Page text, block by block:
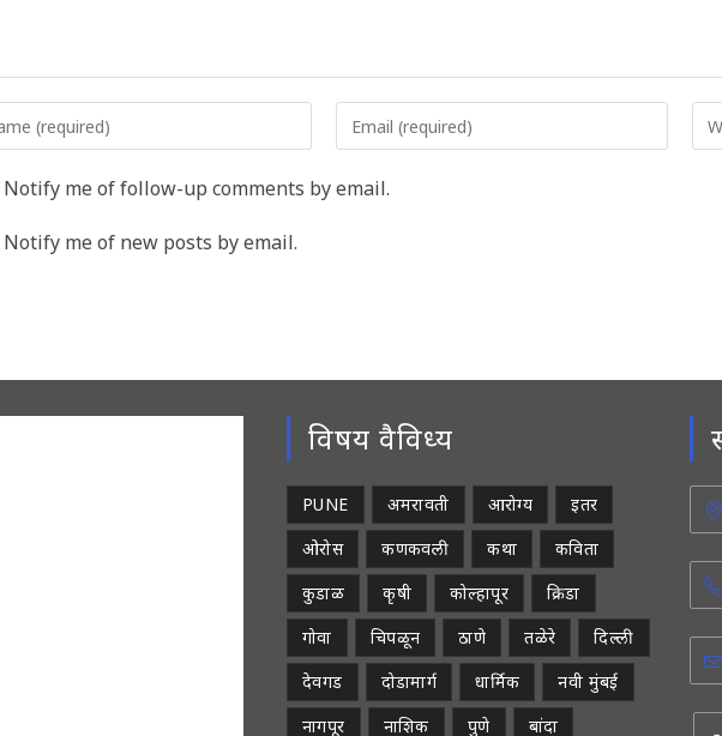
your
address
Notify me of follow-up comments by email.
Notify me of new posts by email.
विषय वैविध्य
PUNE अमरावती आरोग्य
इतर
ओरोस
कणकवली कथा
कविता
कुडाळ
कृषी कोल्हापूर
क्रिडा
गोवा
चिपळून ठाणे तळेरे
दिल्ली
देवगड
दोडामार्ग धार्मिक
नवी मुंबई
नागपूर
नाशिक पुणे बांदा